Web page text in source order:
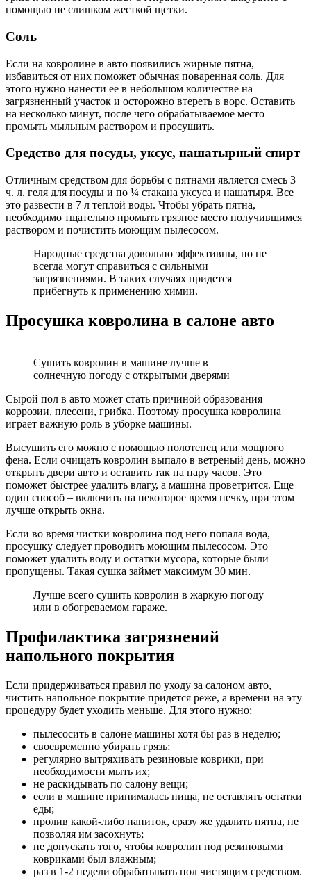
помощью не слишком жесткой щетки.
Соль
Если на ковролине в авто появились жирные пятна,
избавиться от них поможет обычная поваренная соль. Для
этого нужно нанести ее в небольшом количестве на
загрязненный участок и осторожно втереть в ворс. Оставить
на несколько минут, после чего обрабатываемое место
промыть мыльным раствором и просушить.
Средство для посуды, уксус, нашатырный спирт
Отличным средством для борьбы с пятнами является смесь 3
ч. л. геля для посуды и по ¼ стакана уксуса и нашатыря. Все
это развести в 7 л теплой воды. Чтобы убрать пятна,
необходимо тщательно промыть грязное место получившимся
раствором и почистить моющим пылесосом.
Народные средства довольно эффективны, но не
всегда могут справиться с сильными
загрязнениями. В таких случаях придется
прибегнуть к применению химии.
Просушка ковролина в салоне авто
Сушить ковролин в машине лучше в
солнечную погоду с открытыми дверями
Сырой пол в авто может стать причиной образования
коррозии, плесени, грибка. Поэтому просушка ковролина
играет важную роль в уборке машины.
Высушить его можно с помощью полотенец или мощного
фена. Если очищать ковролин выпало в ветреный день, можно
открыть двери авто и оставить так на пару часов. Это
поможет быстрее удалить влагу, а машина проветрится. Еще
один способ – включить на некоторое время печку, при этом
лучше открыть окна.
Если во время чистки ковролина под него попала вода,
просушку следует проводить моющим пылесосом. Это
поможет удалить воду и остатки мусора, которые были
пропущены. Такая сушка займет максимум 30 мин.
Лучше всего сушить ковролин в жаркую погоду
или в обогреваемом гараже.
Профилактика загрязнений
напольного покрытия
Если придерживаться правил по уходу за салоном авто,
чистить напольное покрытие придется реже, а времени на эту
процедуру будет уходить меньше. Для этого нужно:
пылесосить в салоне машины хотя бы раз в неделю;
своевременно убирать грязь;
регулярно вытряхивать резиновые коврики, при
необходимости мыть их;
не раскидывать по салону вещи;
если в машине принималась пища, не оставлять остатки
еды;
пролив какой-либо напиток, сразу же удалить пятна, не
позволяя им засохнуть;
не допускать того, чтобы ковролин под резиновыми
ковриками был влажным;
раз в 1-2 недели обрабатывать пол чистящим средством.